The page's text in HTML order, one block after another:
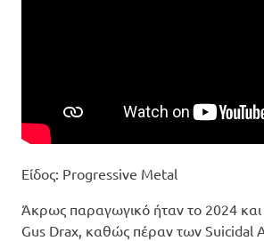
Είδος: Progressive Metal
Άκρως παραγωγικό ήταν το 2024 και
Gus Drax, καθώς πέραν των Suicidal